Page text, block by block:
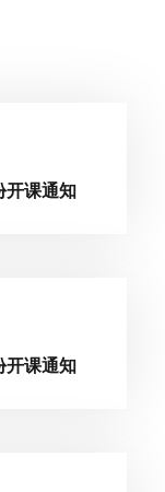
开课通知
开课通知